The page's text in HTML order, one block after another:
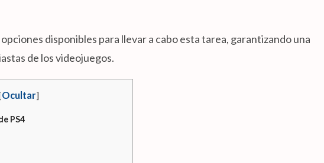
disponibles para llevar a cabo esta tarea, garantizando una
de los videojuegos.
Ocultar]
PS4